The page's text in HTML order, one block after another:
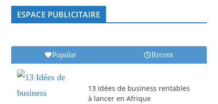
ESPACE PUBLICITAIRE
Popular Recent
13 Idées de business rentables
à lancer en Afrique